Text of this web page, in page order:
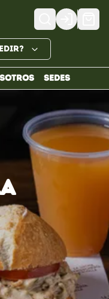
Login
SEDES